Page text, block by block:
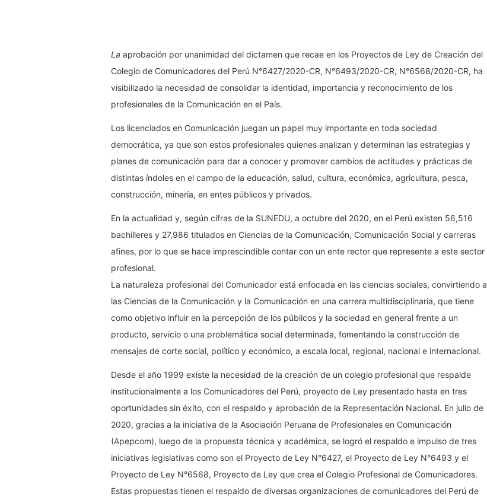
La aprobación por unanimidad del dictamen que recae en los Proyectos de Ley de Creación del
Colegio de Comunicadores del Perú N°6427/2020-CR, N°6493/2020-CR, N°6568/2020-CR, ha
visibilizado la necesidad de consolidar la identidad, importancia y reconocimiento de los
profesionales de la Comunicación en el País.
Los licenciados en Comunicación juegan un papel muy importante en toda sociedad
democrática, ya que son estos profesionales quienes analizan y determinan las estrategias y
planes de comunicación para dar a conocer y promover cambios de actitudes y prácticas de
distintas índoles en el campo de la educación, salud, cultura, económica, agricultura, pesca,
construcción, minería, en entes públicos y privados.
En la actualidad y, según cifras de la SUNEDU, a octubre del 2020, en el Perú existen 56,516
bachilleres y 27,986 titulados en Ciencias de la Comunicación, Comunicación Social y carreras
afines, por lo que se hace imprescindible contar con un ente rector que represente a este sector
profesional.
La naturaleza profesional del Comunicador está enfocada en las ciencias sociales, convirtiendo a
las Ciencias de la Comunicación y la Comunicación en una carrera multidisciplinaria, que tiene
como objetivo influir en la percepción de los públicos y la sociedad en general frente a un
producto, servicio o una problemática social determinada, fomentando la construcción de
mensajes de corte social, político y económico, a escala local, regional, nacional e internacional.
Desde el año 1999 existe la necesidad de la creación de un colegio profesional que respalde
institucionalmente a los Comunicadores del Perú, proyecto de Ley presentado hasta en tres
oportunidades sin éxito, con el respaldo y aprobación de la Representación Nacional. En julio de
2020, gracias a la iniciativa de la Asociación Peruana de Profesionales en Comunicación
(Apepcom), luego de la propuesta técnica y académica, se logró el respaldo e impulso de tres
iniciativas legislativas como son el Proyecto de Ley N°6427, el Proyecto de Ley N°6493 y el
Proyecto de Ley N°6568, Proyecto de Ley que crea el Colegio Profesional de Comunicadores.
Estas propuestas tienen el respaldo de diversas organizaciones de comunicadores del Perú de